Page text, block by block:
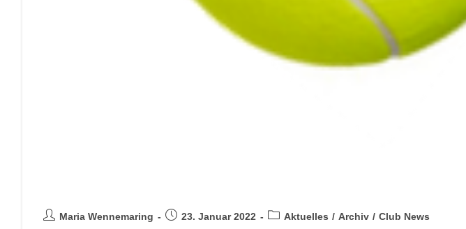
Maria Wennemaring 23. Januar 2022 Aktuelles / Archiv / Club News